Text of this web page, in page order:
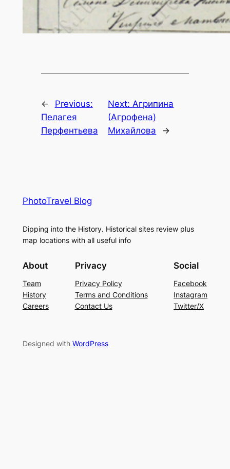
←
Previous:
Пелагея
Перфентьева
Next:Агрипина
(Агрофена)
Михайлова
→
PhotoTravel Blog
Dipping into the History. Historical sites review plus
map locations with all useful info
About
Team
History
Careers
Privacy
Privacy Policy
Terms and Conditions
Contact Us
Social
Facebook
Instagram
Twitter/X
Designed with WordPress